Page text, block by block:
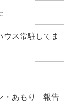
ス常駐してま
・あもり 報告